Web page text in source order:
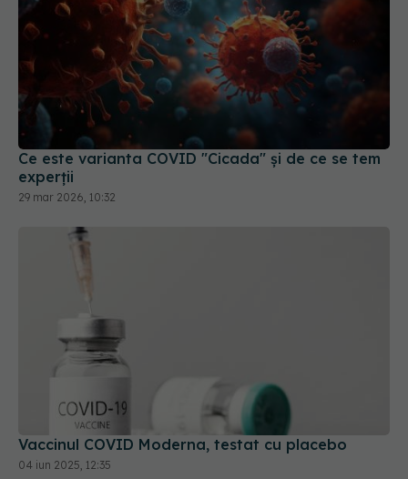
Ce este varianta COVID "Cicada" și de ce se tem
experții
29 mar 2026, 10:32
Vaccinul COVID Moderna, testat cu placebo
04 iun 2025, 12:35